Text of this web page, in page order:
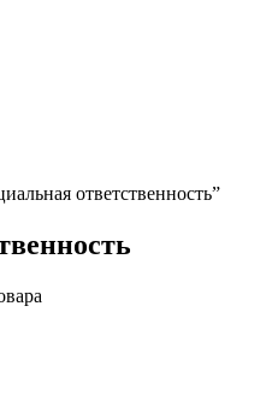
ответственность”